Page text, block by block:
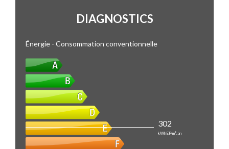
DIAGNOSTICS
Énergie - Consommation conventionnelle
302
kWhEP/m².an